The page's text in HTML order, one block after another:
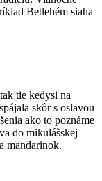
Betlehém siaha
tie kedysi na
skôr s oslavou
ako to poznáme
do mikulášskej
mandarínok.